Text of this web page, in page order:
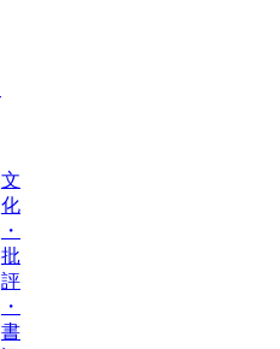
文
化
・
批
評
・
書